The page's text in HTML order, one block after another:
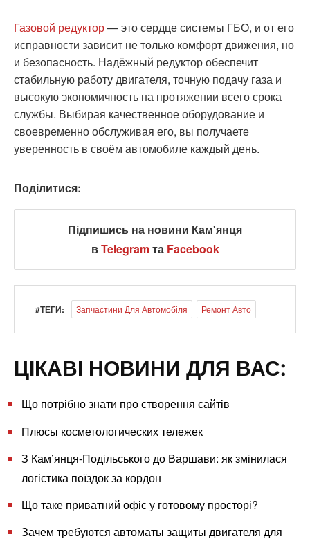
Газовой редуктор— это сердце системы ГБО, и от его
исправности зависит не только комфорт движения, но
и безопасность. Надёжный редуктор обеспечит
стабильную работу двигателя, точную подачу газа и
высокую экономичность на протяжении всего срока
службы. Выбирая качественное оборудование и
своевременно обслуживая его, вы получаете
уверенность в своём автомобиле каждый день.
Поділитися:
Підпишись на новини Кам'янця
вTelegramта Facebook
#ТЕГИ: Запчастини Для Автомобіля Ремонт Авто
ЦІКАВІ НОВИНИ ДЛЯ ВАС:
Що потрібно знати про створення сайтів
Плюсы косметологических тележек
З Кам’янця-Подільського до Варшави: як змінилася
логістика поїздок за кордон
Що таке приватний офіс у готовому просторі?
Зачем требуются автоматы защиты двигателя для